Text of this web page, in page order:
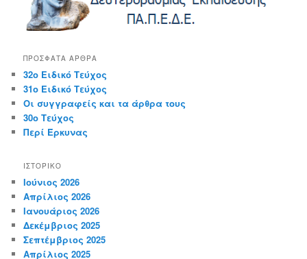
ΠΡΌΣΦΑΤΑ ΆΡΘΡΑ
32ο Ειδικό Τεύχος
31ο Ειδικό Τεύχος
Οι συγγραφείς και τα άρθρα τους
30ο Τεύχος
Περί Έρκυνας
ΙΣΤΟΡΙΚΌ
Ιούνιος 2026
Απρίλιος 2026
Ιανουάριος 2026
Δεκέμβριος 2025
Σεπτέμβριος 2025
Απρίλιος 2025